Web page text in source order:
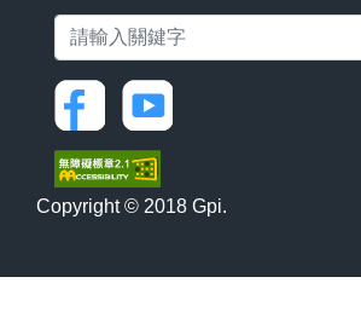
Copyright © 2018 Gpi.